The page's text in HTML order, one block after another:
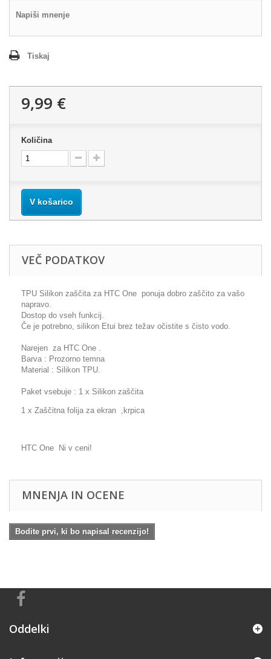
Napiši mnenje
Tiskaj
9,99 €
Količina
V košarico
VEČ PODATKOV
TPU Silikon zaščita za HTC One ponuja dobro zaščito za vašo
napravo.
Dostop do vseh funkcij.
Če je potrebno, silikon Etui brez težav očistite s čisto vodo.
Narejen za HTC One .
Barva : Prozorno temna
Material : Silikon TPU.
Paket vsebuje : 1 x Silikon zaščita
1 x Zaščitna folija za ekran ,krpica
HTC One Ni v ceni!
MNENJA IN OCENE
Bodite prvi, ki bo napisal recenzijo!
Oddelki